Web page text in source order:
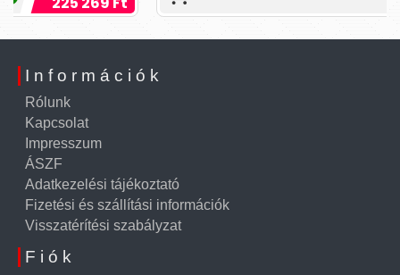
Információk
Rólunk
Kapcsolat
Impresszum
ÁSZF
Adatkezelési tájékoztató
Fizetési és szállítási információk
Visszatérítési szabályzat
Fiók